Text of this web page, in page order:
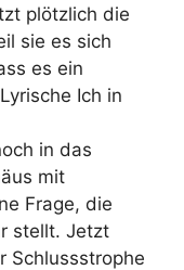
plötzlich die
sie es sich
es ein
Ich in
in das
mit
Frage, die
stellt. Jetzt
Schlussstrophe